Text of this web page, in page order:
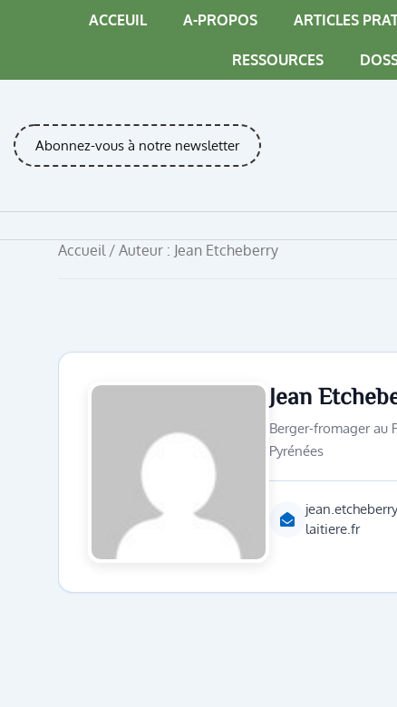
ACCEUIL A-PROPOS ARTICLES
RESSOURCES
Abonnez-vous à notre newsletter
Accueil / Auteur : Jean Etcheberry
Jean
Berger-fromager au
Pyrénées
laitiere.fr